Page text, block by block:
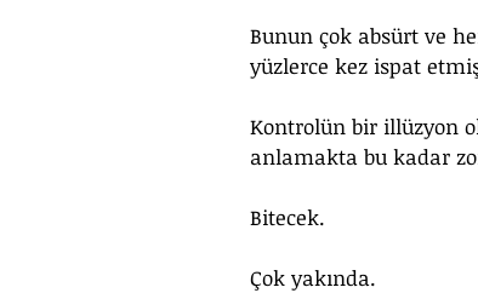
Bunun çok absürt ve
yüzlerce kez ispat
Kontrolün bir illüzyon
anlamakta bu kadar
Bitecek.
Çok yakında.